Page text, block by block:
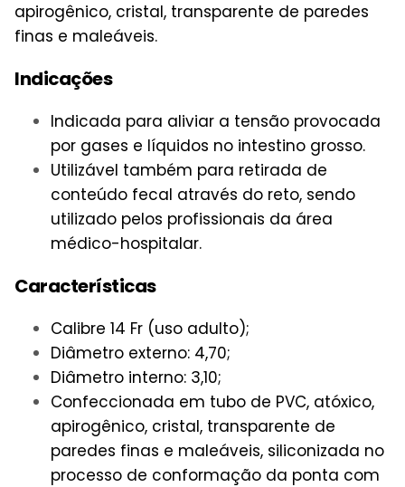
apirogênico, cristal, transparente de paredes
finas e maleáveis.
Indicações
Indicada para aliviar a tensão provocada
por gases e líquidos no intestino grosso.
Utilizável também para retirada de
conteúdo fecal através do reto, sendo
utilizado pelos profissionais da área
médico-hospitalar.
Características
Calibre 14 Fr (uso adulto);
Diâmetro externo: 4,70;
Diâmetro interno: 3,10;
Confeccionada em tubo de PVC, atóxico,
apirogênico, cristal, transparente de
paredes finas e maleáveis, siliconizada no
processo de conformação da ponta com